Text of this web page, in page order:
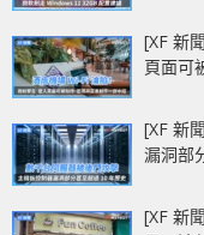
[XF 新
頁面可
[XF 新
漏洞部
[XF 新